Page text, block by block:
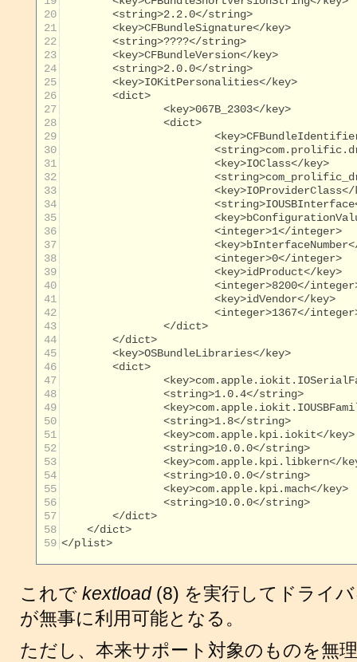
20
        <string>2.2.0</string>
21
        <key>CFBundleSignature</key>
22
        <string>????</string>
23
        <key>CFBundleVersion</key>
24
        <string>2.0.0</string>
25
        <key>IOKitPersonalities</key>
26
        <dict>
27
                <key>067B_2303</key>
28
                <dict>
29
30
31
                        <key>IOClass</key>
32
33
34
35
36
                        <integer>1</integer>
37
38
                        <integer>0</integer>
39
                        <key>idProduct</key>
40
41
                        <key>idVendor</key>
42
43
                </dict>
44
        </dict>
45
        <key>OSBundleLibraries</key>
46
        <dict>
47
48
                <string>1.0.4</string>
49
50
                <string>1.8</string>
51
                <key>com.apple.kpi.iokit</key>
52
                <string>10.0.0</string>
53
54
                <string>10.0.0</string>
55
                <key>com.apple.kpi.mach</key>
56
                <string>10.0.0</string>
57
        </dict>
58
    </dict>
59 </plist>
これで kextload(8) を実行してドライ
が無事に利用可能となる。
ただし、本来サポート対象のものを無